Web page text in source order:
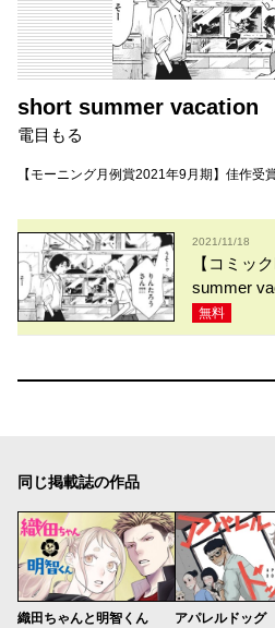
short summer vacation
電目もる
【モーニング月例賞2021年9月期】佳作受
2021/11/18
【コミッ
summer
無料
同じ掲載誌の作品
織田ちゃんと明智くん アパレルドッグ